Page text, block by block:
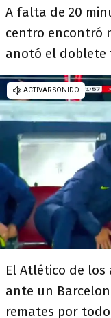
A falta de 20
centro encontró
anotó el doblete
El Atlético de
ante un
remates por